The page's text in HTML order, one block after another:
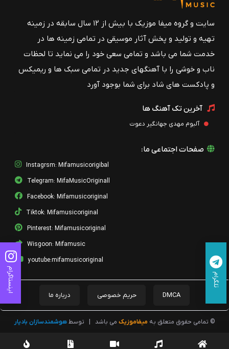
سایت و گروه میفا موزیک با بیش از ۱۲ سال سابقه در زمینه
تهیه و تولید و پخش آثار موسیقی در تمامی زمینه ها در
خدمت شما می باشد و تمامی سعی خود را می نماید تا لحظات
ناب و خوشی را با آهنگهای جدید در تمامی سبک ها و ریمیکس
و پادکست های شاد برای شما بوجود آورد
آخرین تک آهنگ ها
آلبوم مهدی جهانگیر دعوت
صفحات اجتماعی ما:
Instagrsm: Mifamusicorigibal
Telegram: MifaMusicOriginall
Facebook: Mifamusicoriginal
Tiktok: Mifamusicoriginal
Pinterest: Mifamusicoriginal
Wisgoon: Mifamusic
youtube:mifamusicoriginal
DMCA حریم خصوصی درباره ما
© تمامی حقوق متعلق به میفاموزیک می باشد توسطهوشمندسازان بادیار
اینستاگرام تلگرام